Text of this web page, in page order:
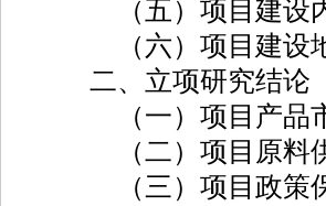
（五）项目建设内
（六）项目建设
二、立项研究结论
（一）项目产品
（二）项目原料供
（三）项目政策保